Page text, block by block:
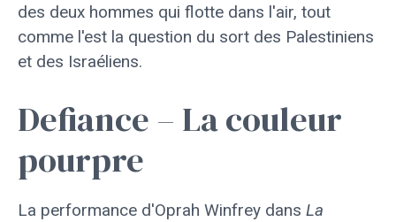
des deux hommes qui flotte dans l'air, tout
comme l'est la question du sort des Palestiniens
et des Israéliens.
Defiance – La couleur
pourpre
La performance d'Oprah Winfrey dans La